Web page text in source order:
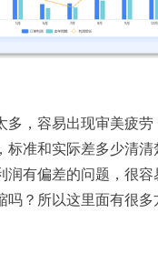
多，容易出现审美疲
标准和实际差多少清
润有偏差的问题，很
吗？所以这里面有很